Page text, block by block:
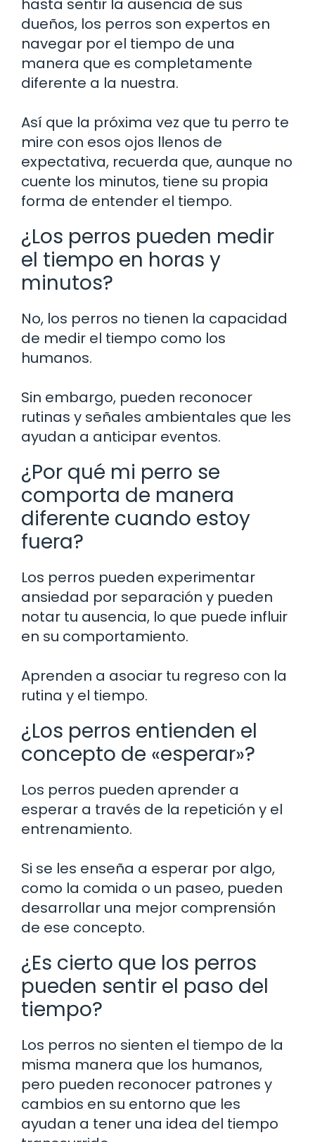
hasta sentir la ausencia de sus
dueños, los perros son expertos en
navegar por el tiempo de una
manera que es completamente
diferente a la nuestra.
Así que la próxima vez que tu perro te
mire con esos ojos llenos de
expectativa, recuerda que, aunque no
cuente los minutos, tiene su propia
forma de entender el tiempo.
¿Los perros pueden medir
el tiempo en horas y
minutos?
No, los perros no tienen la capacidad
de medir el tiempo como los
humanos.
Sin embargo, pueden reconocer
rutinas y señales ambientales que les
ayudan a anticipar eventos.
¿Por qué mi perro se
comporta de manera
diferente cuando estoy
fuera?
Los perros pueden experimentar
ansiedad por separación y pueden
notar tu ausencia, lo que puede influir
en su comportamiento.
Aprenden a asociar tu regreso con la
rutina y el tiempo.
¿Los perros entienden el
concepto de «esperar»?
Los perros pueden aprender a
esperar a través de la repetición y el
entrenamiento.
Si se les enseña a esperar por algo,
como la comida o un paseo, pueden
desarrollar una mejor comprensión
de ese concepto.
¿Es cierto que los perros
pueden sentir el paso del
tiempo?
Los perros no sienten el tiempo de la
misma manera que los humanos,
pero pueden reconocer patrones y
cambios en su entorno que les
ayudan a tener una idea del tiempo